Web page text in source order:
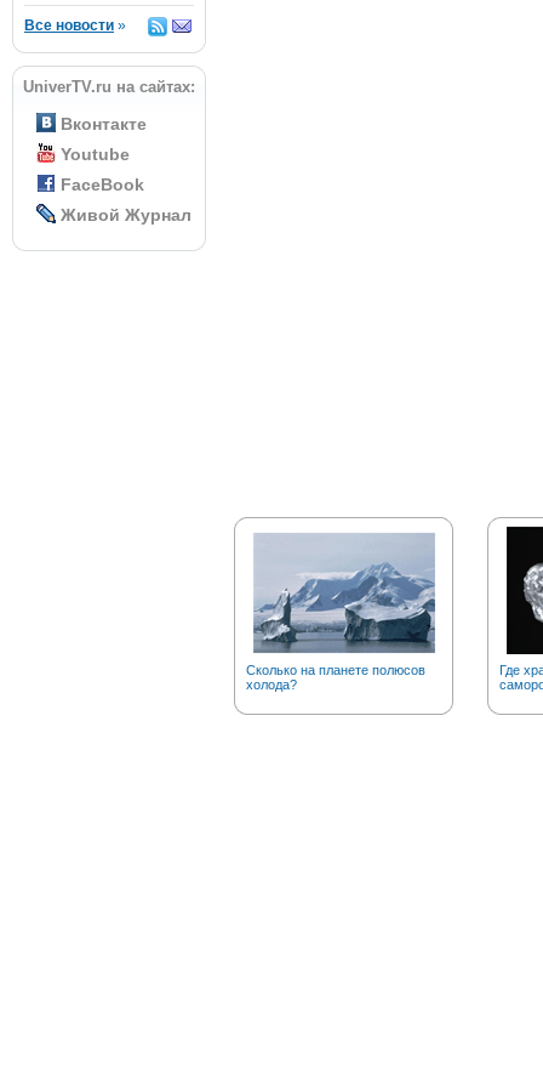
Все новости »
UniverTV.ru на сайтах:
Вконтакте
Youtube
FaceBook
Живой Журнал
Сколько на планете полюсов
холода?
Где